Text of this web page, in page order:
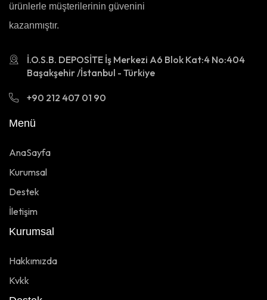
ürünlerle müşterilerinin güvenini
kazanmıştır.
İ.O.S.B. DEPOSİTE İş Merkezi A6 Blok Kat:4 No:404
Başakşehir /İstanbul - Türkiye
+90 212 407 01 90
Menü
AnaSayfa
Kurumsal
Destek
İletişim
Kurumsal
Hakkımızda
Kvkk